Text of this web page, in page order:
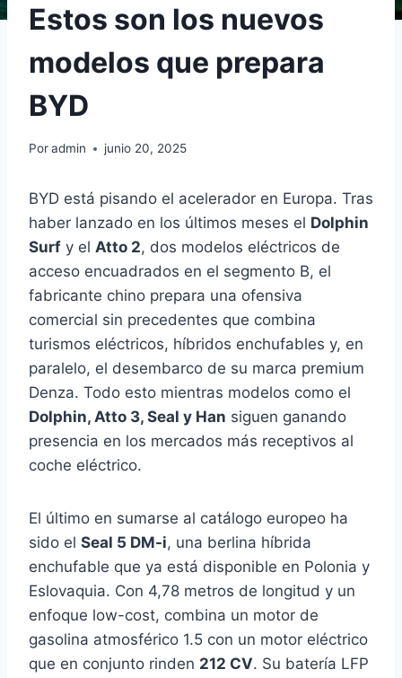
Estos son los nuevos
modelos que prepara
BYD
Poradmin junio 20, 2025
BYD está pisando el acelerador en Europa. Tras
haber lanzado en los últimos meses el Dolphin
Surf y el Atto 2, dos modelos eléctricos de
acceso encuadrados en el segmento B, el
fabricante chino prepara una ofensiva
comercial sin precedentes que combina
turismos eléctricos, híbridos enchufables y, en
paralelo, el desembarco de su marca premium
Denza. Todo esto mientras modelos como el
Dolphin, Atto 3, Seal y Han siguen ganando
presencia en los mercados más receptivos al
coche eléctrico.
El último en sumarse al catálogo europeo ha
sido el Seal 5 DM-i, una berlina híbrida
enchufable que ya está disponible en Polonia y
Eslovaquia. Con 4,78 metros de longitud y un
enfoque low-cost, combina un motor de
gasolina atmosférico 1.5 con un motor eléctrico
que en conjunto rinden 212 CV. Su batería LFP